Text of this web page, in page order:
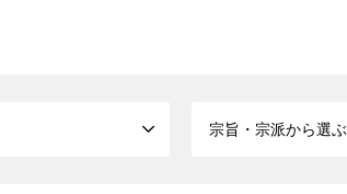
宗旨・宗派から選ぶ